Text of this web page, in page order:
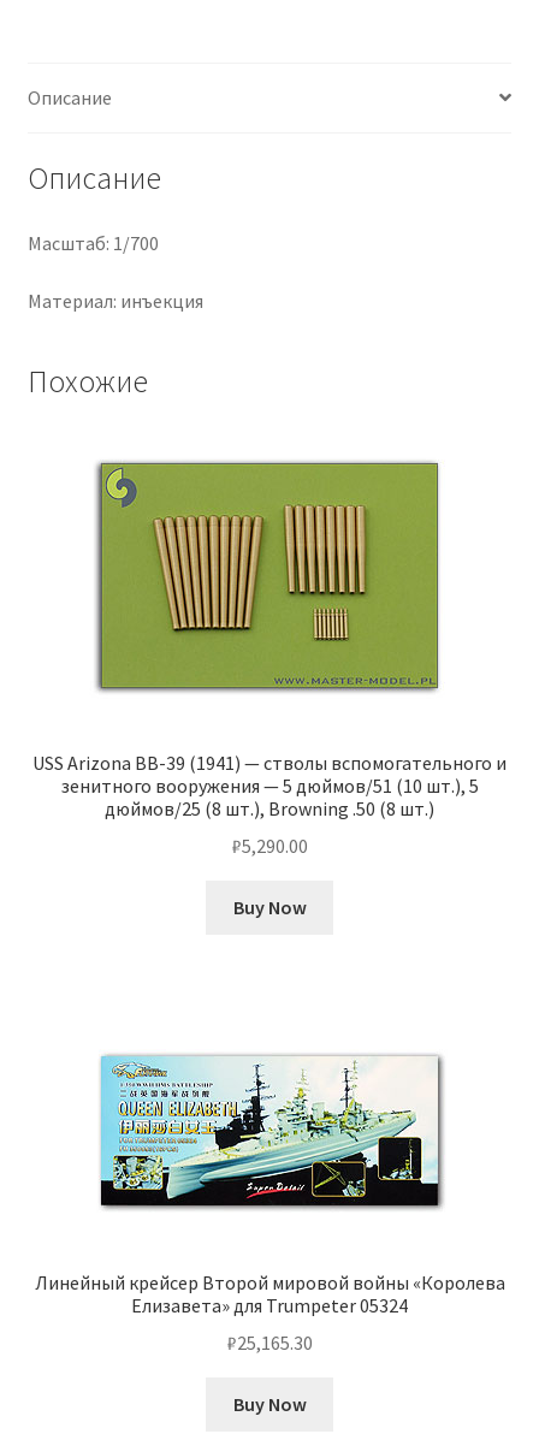
Описание
Описание
Масштаб: 1/700
Материал: инъекция
Похожие
USS Arizona BB-39 (1941) — стволы вспомогательного и
зенитного вооружения — 5 дюймов/51 (10 шт.), 5
дюймов/25 (8 шт.), Browning .50 (8 шт.)
₽5,290.00
Buy Now
Линейный крейсер Второй мировой войны «Королева
Елизавета» для Trumpeter 05324
₽25,165.30
Buy Now